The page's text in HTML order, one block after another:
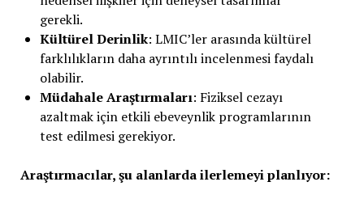
gerekli.
Kültürel Derinlik: LMIC’ler arasında kültürel
farklılıkların daha ayrıntılı incelenmesi faydalı
olabilir.
Müdahale Araştırmaları: Fiziksel cezayı
azaltmak için etkili ebeveynlik programlarının
test edilmesi gerekiyor.
Araştırmacılar, şu alanlarda ilerlemeyi planlıyor: